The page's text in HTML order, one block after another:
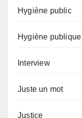
Hygiène public
Hygiène publique
Interview
Juste un mot
Justice